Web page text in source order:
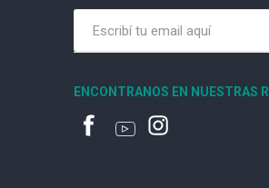
ENCONTRANOS EN NUESTRAS